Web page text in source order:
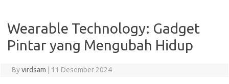
Wearable Technology: Gadget
Pintar yang Mengubah Hidup
Byvirdsam 11 Desember 2024